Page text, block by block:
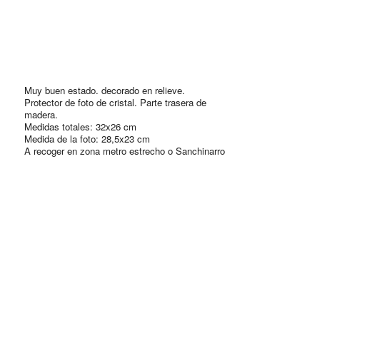
Muy buen estado. decorado en relieve.
Protector de foto de cristal. Parte trasera de
madera.
Medidas totales: 32x26 cm
Medida de la foto: 28,5x23 cm
A recoger en zona metro estrecho o Sanchinarro